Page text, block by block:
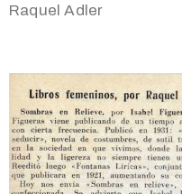
Raquel Adler